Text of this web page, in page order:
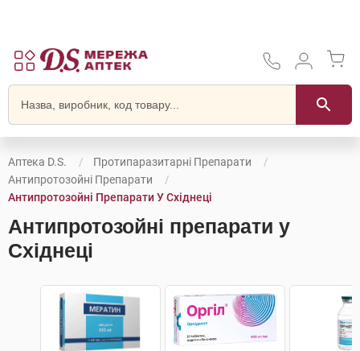
Аптека D.S.
Протипаразитарні Препарати
Антипротозойні Препарати
Антипротозойні Препарати У Східнеці
Антипротозойні препарати у
Східнеці